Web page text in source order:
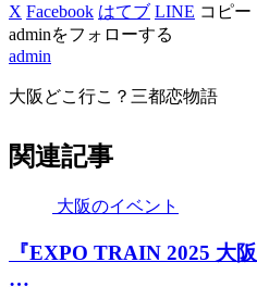
X Facebook はてブ LINE コピー
adminをフォローする
admin
大阪どこ行こ？三都恋物語
関連記事
大阪のイベント
『EXPO TRAIN 2025 大阪
…